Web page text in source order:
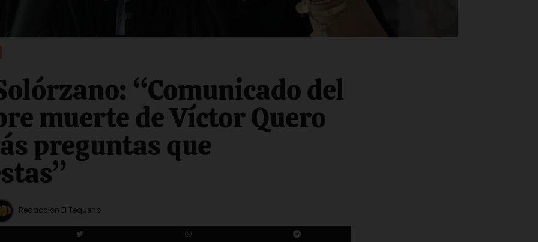
“Comunicado del
muerte de Víctor Quero
preguntas que
Redaccion El Tequeno